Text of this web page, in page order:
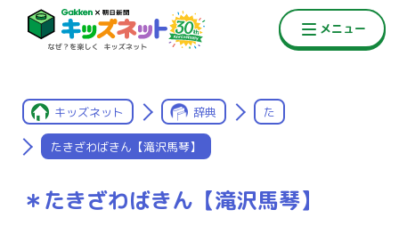
キッズネット 辞典 た
たきざわばきん【滝沢馬琴】
＊たきざわばきん【滝沢馬琴】